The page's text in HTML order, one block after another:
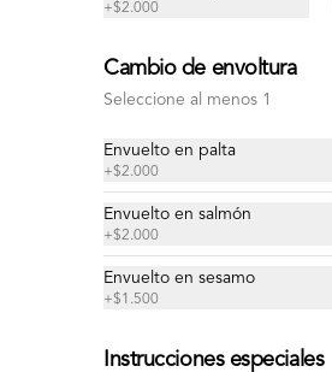
+$2.000
Cambio de envoltura
Seleccione al menos 1
Envuelto en palta
+$2.000
Envuelto en salmón
+$2.000
Envuelto en sesamo
+$1.500
Instrucciones especiales